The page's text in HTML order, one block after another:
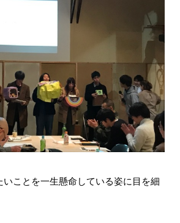
ことを一生懸命している姿に目を細